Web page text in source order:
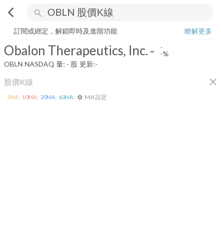
arrow_back_ios search
Obalon Therapeutics, Inc. --%
訂閱或綁定，解鎖即時及進階功能
瞭解更多
Obalon Therapeutics, Inc.- -
-%
OBLN NASDAQ 量: - 股 更新:-
股價K線 close
5MA: 10MA: 20MA: 60MA: settings MA 設定